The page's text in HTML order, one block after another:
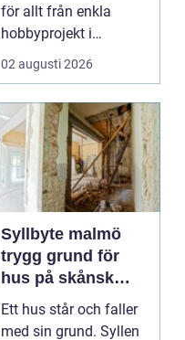
för allt från enkla
hobbyprojekt i
verkstaden till k...
02 augusti 2026
Syllbyte malmö
trygg grund för
hus på skånsk
mark
Ett hus står och faller
med sin grund. Syllen